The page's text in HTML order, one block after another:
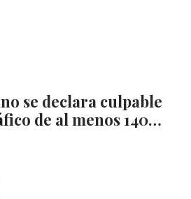
se declara culpable
de al menos 140…